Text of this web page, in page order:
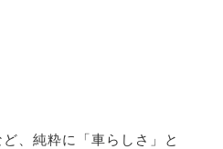
、純粋に「車らしさ」と